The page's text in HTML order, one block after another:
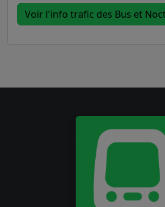
Voir l'info trafic des Bus et